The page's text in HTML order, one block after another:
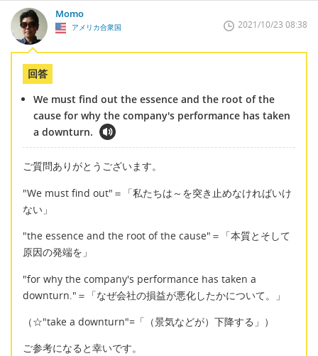
Momo
アメリカ合衆国 2021/10/23 08:38
回答
We must find out the essence and the root of the
cause for why the company's performance has taken
a downturn.
ご質問ありがとうございます。
"We must find out"＝「私たちは～を突き止めなければいけ
ない」
"the essence and the root of the cause"＝「本質とそして
原因の発端を」
"for why the company's performance has taken a
downturn."＝「なぜ会社の損益が悪化したかについて。」
（☆"take a downturn"=「（景気などが）下降する」）
ご参考になると幸いです。